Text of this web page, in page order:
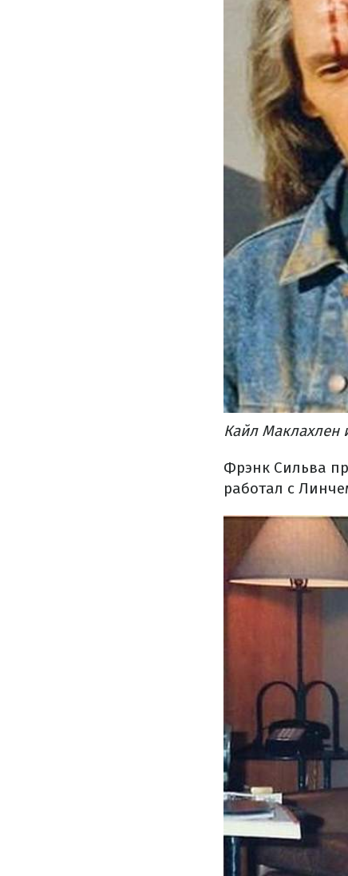
Кайл
Фрэнк Сильва
работал с